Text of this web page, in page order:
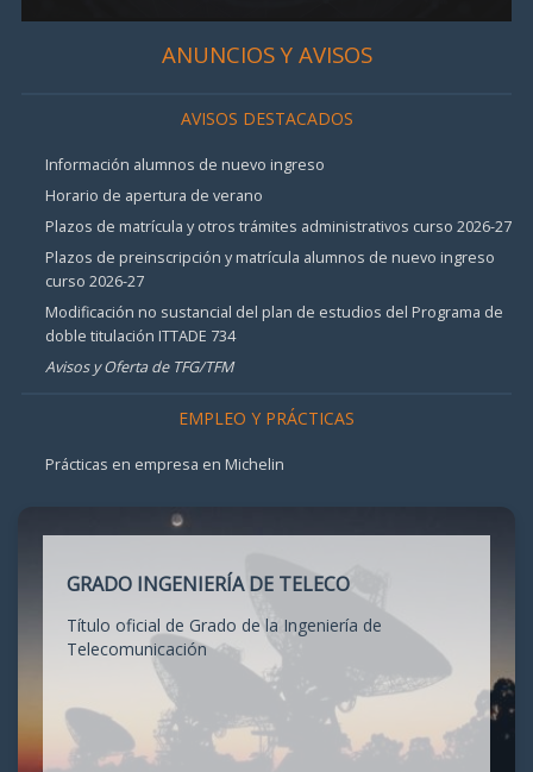
ANUNCIOS Y AVISOS
AVISOS DESTACADOS
Información alumnos de nuevo ingreso
Horario de apertura de verano
Plazos de matrícula y otros trámites administrativos curso 2026-27
Plazos de preinscripción y matrícula alumnos de nuevo ingreso
curso 2026-27
Modificación no sustancial del plan de estudios del Programa de
doble titulación ITTADE 734
Avisos y Oferta de TFG/TFM
EMPLEO Y PRÁCTICAS
Prácticas en empresa en Michelin
GRADO INGENIERÍA DE TELECO
Título oficial de Grado de la Ingeniería de
Telecomunicación